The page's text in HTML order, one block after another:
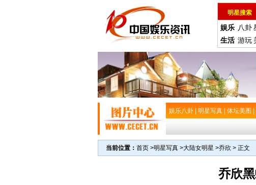
明星搜索
娱乐 八卦
生活 游玩
娱乐八卦 明星写真 体坛美图
当前位置： 首页 >明星写真 >大陆女明星 >乔欣 > 正文
乔欣